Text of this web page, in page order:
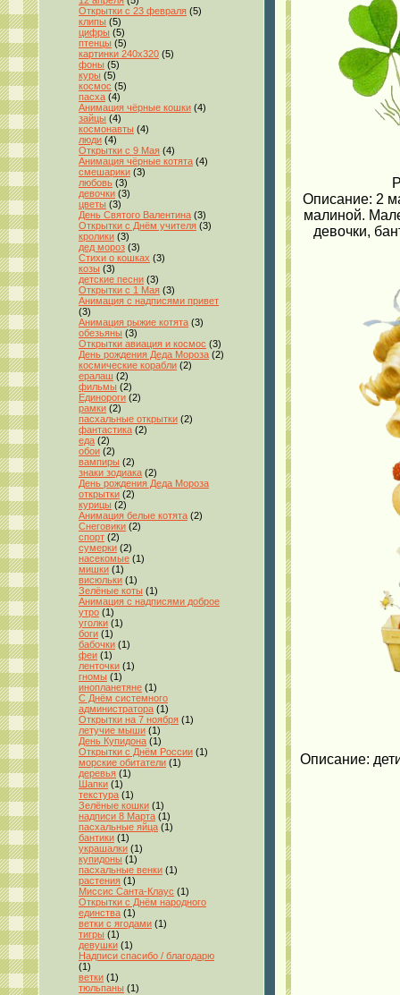
Открытки с 23 февраля (5)
клипы (5)
цифры (5)
птенцы (5)
картинки 240x320 (5)
фоны (5)
куры (5)
космос (5)
пасха (4)
Анимация чёрные кошки (4)
зайцы (4)
космонавты (4)
люди (4)
Открытки с 9 Мая (4)
Анимация чёрные котята (4)
смешарики (3)
любовь (3)
девочки (3)
цветы (3)
День Святого Валентина (3)
Открытки с Днём учителя (3)
кролики (3)
дед мороз (3)
Стихи о кошках (3)
козы (3)
детские песни (3)
Открытки с 1 Мая (3)
Анимация с надписями привет
(3)
Анимация рыжие котята (3)
обезьяны (3)
Открытки авиация и космос (3)
День рождения Деда Мороза (2)
космические корабли (2)
ералаш (2)
фильмы (2)
Единороги (2)
рамки (2)
пасхальные открытки (2)
фантастика (2)
еда (2)
обои (2)
вампиры (2)
знаки зодиака (2)
День рождения Деда Мороза
открытки (2)
курицы (2)
Анимация белые котята (2)
Снеговики (2)
спорт (2)
сумерки (2)
насекомые (1)
мишки (1)
висюльки (1)
Зелёные коты (1)
Анимация с надписями доброе
утро (1)
уголки (1)
боги (1)
бабочки (1)
феи (1)
ленточки (1)
гномы (1)
инопланетяне (1)
С Днём системного
администратора (1)
Открытки на 7 ноября (1)
летучие мыши (1)
День Купидона (1)
Открытки с Днём России (1)
морские обитатели (1)
деревья (1)
Шапки (1)
текстура (1)
Зелёные кошки (1)
надписи 8 Марта (1)
пасхальные яйца (1)
бантики (1)
украшалки (1)
купидоны (1)
пасхальные венки (1)
растения (1)
Миссис Санта-Клаус (1)
Открытки с Днём народного
единства (1)
ветки с ягодами (1)
тигры (1)
девушки (1)
Надписи спасибо / благодарю
(1)
ветки (1)
тюльпаны (1)
Описание: 2
малиной.
девочки,
Описание: